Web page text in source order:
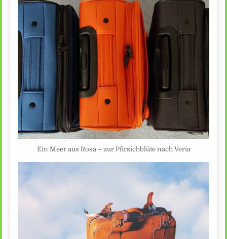
Ein Meer aus Rosa – zur Pfirsichblüte nach Veria